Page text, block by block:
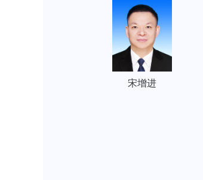
宋增进